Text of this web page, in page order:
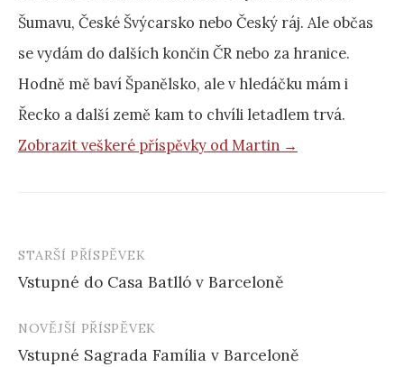
Šumavu, České Švýcarsko nebo Český ráj. Ale občas
se vydám do dalších končin ČR nebo za hranice.
Hodně mě baví Španělsko, ale v hledáčku mám i
Řecko a další země kam to chvíli letadlem trvá.
Zobrazit veškeré příspěvky od Martin →
Navigace
příspěvku
STARŠÍ PŘÍSPĚVEK
Vstupné do Casa Batlló v Barceloně
NOVĚJŠÍ PŘÍSPĚVEK
Vstupné Sagrada Família v Barceloně